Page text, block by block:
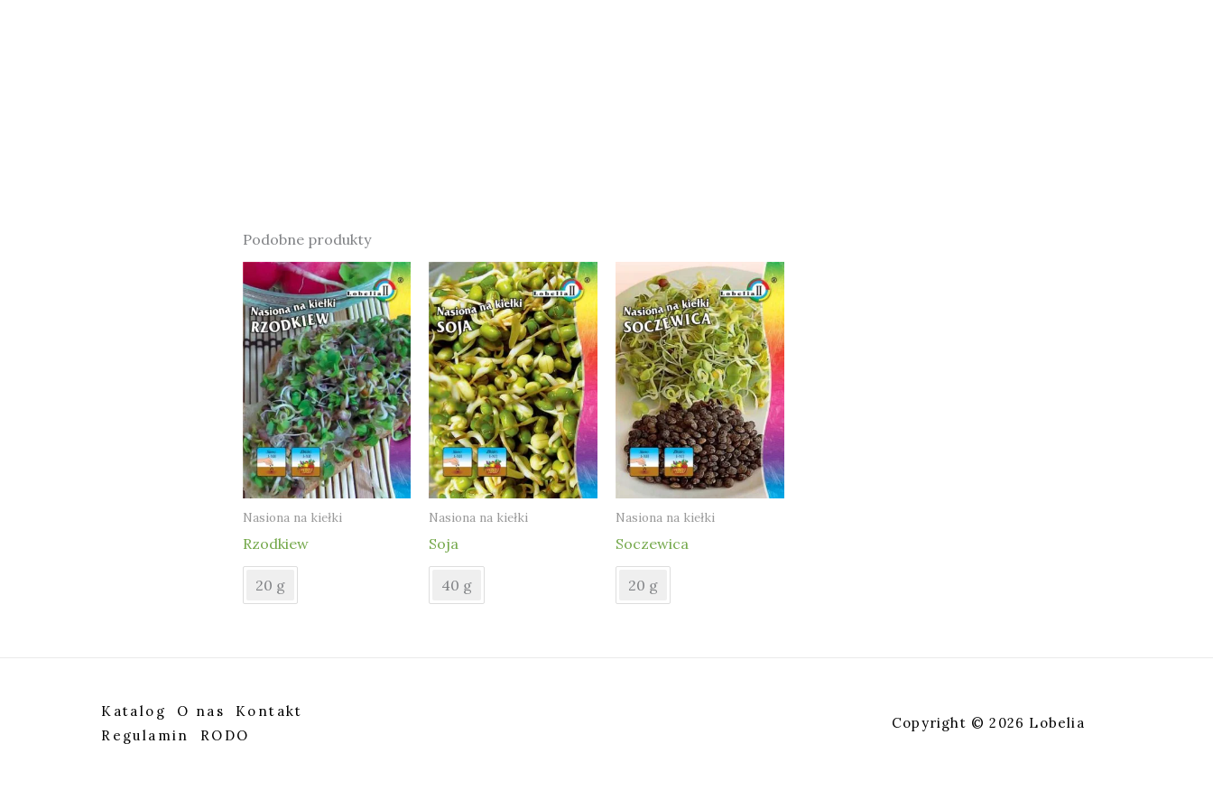
Podobne produkty
Nasiona na kiełki
Rzodkiew
20 g
Nasiona na kiełki
Soja
40 g
Nasiona na kiełki
Soczewica
20 g
Katalog O nas
Kontakt
Regulamin
RODO
Copyright © 2026 Lobelia